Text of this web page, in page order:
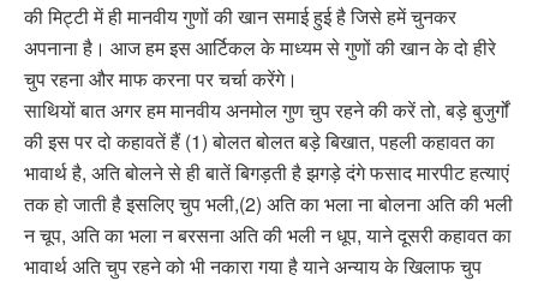
की मिट्टी में ही मानवीय गुणों की खान समाई हुई है जिसे हमें चुनकर
अपनाना है। आज हम इस आर्टिकल के माध्यम से गुणों की खान के दो हीरे
चुप रहना और माफ करना पर चर्चा करेंगे।
साथियों बात अगर हम मानवीय अनमोल गुण चुप रहने की करें तो, बड़े बुजुर्गों
की इस पर दो कहावतें हैं (1) बोलत बोलत बड़े बिखात, पहली कहावत का
भावार्थ है, अति बोलने से ही बातें बिगड़ती है झगड़े दंगे फसाद मारपीट हत्याएं
तक हो जाती है इसलिए चुप भली,(2) अति का भला ना बोलना अति की भली
न चूप, अति का भला न बरसना अति की भली न धूप, याने दूसरी कहावत का
भावार्थ अति चुप रहने को भी नकारा गया है याने अन्याय के खिलाफ चुप